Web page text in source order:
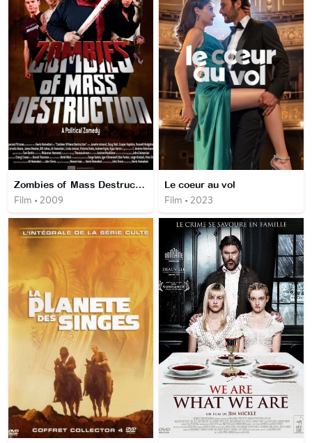
Zombies of Mass Destruction
Film • 2009
Le coeur au vol
Film • 2023